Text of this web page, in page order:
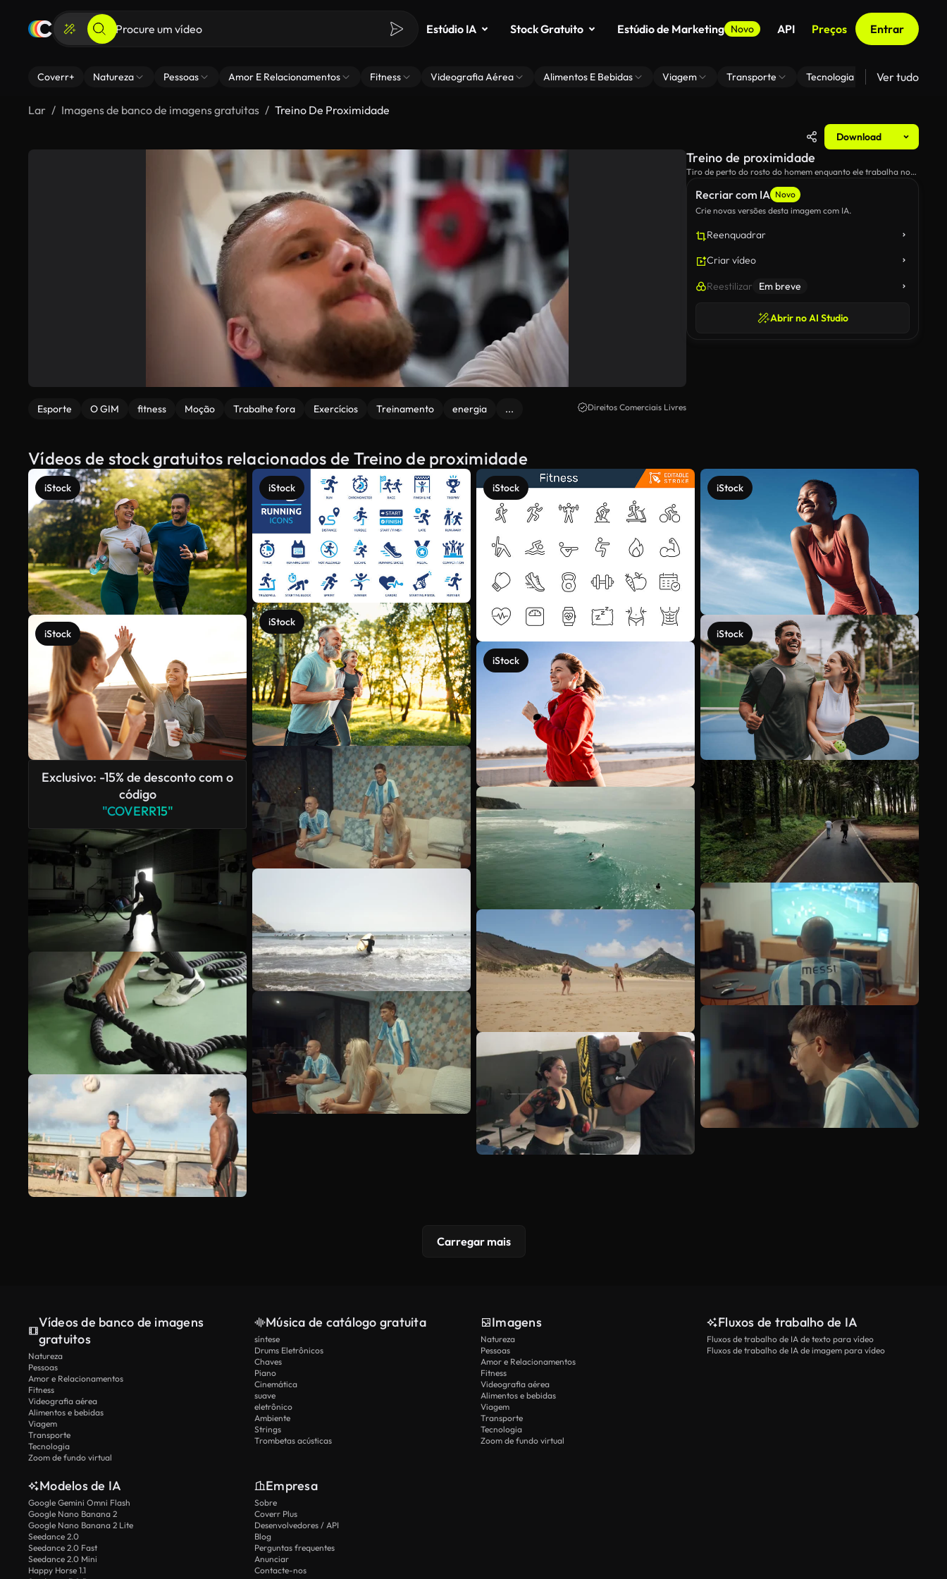
Estúdio IA Stock Gratuito Estúdio de Marketing Novo API Preços Entrar
Coverr+ Natureza Pessoas Amor E Relacionamentos Fitness Videografia Aérea Alimentos E Bebidas Viagem Transporte Tecnologia Zoom De
Ver tudo
Lar Imagens de banco de imagens gratuitas Treino De Proximidade
Download
Esporte O GIM fitness Moção Trabalhe fora Exercícios Treinamento energia ... Direitos Comerciais Livres
Recriar com IA Novo
Crie novas versões desta imagem com IA.
Reenquadrar
Criar vídeo
Reestilizar Em breve
Abrir no AI Studio
Treino de proximidade
Tiro de perto do rosto do homem enquanto ele trabalha no
Vídeos de stock gratuitos relacionados de Treino de proximidade
iStock
iStock
Exclusivo: -15% de desconto com o
código
"COVERR15"
iStock
iStock
iStock
iStock
iStock
iStock
Veja mais
Carregar mais
Vídeos de banco de imagens
gratuitos
Natureza
Pessoas
Amor e Relacionamentos
Fitness
Videografia aérea
Alimentos e bebidas
Viagem
Transporte
Tecnologia
Zoom de fundo virtual
Música de catálogo gratuita
síntese
Drums Eletrônicos
Chaves
Piano
Cinemática
suave
eletrônico
Ambiente
Strings
Trombetas acústicas
Imagens
Natureza
Pessoas
Amor e Relacionamentos
Fitness
Videografia aérea
Alimentos e bebidas
Viagem
Transporte
Tecnologia
Zoom de fundo virtual
Fluxos de trabalho de IA
Fluxos de trabalho de IA de texto para vídeo
Fluxos de trabalho de IA de imagem para vídeo
Modelos de IA
Google Gemini Omni Flash
Google Nano Banana 2
Google Nano Banana 2 Lite
Seedance 2.0
Seedance 2.0 Fast
Seedance 2.0 Mini
Happy Horse 1.1
Empresa
Sobre
Coverr Plus
Desenvolvedores / API
Blog
Perguntas frequentes
Anunciar
Contacte-nos